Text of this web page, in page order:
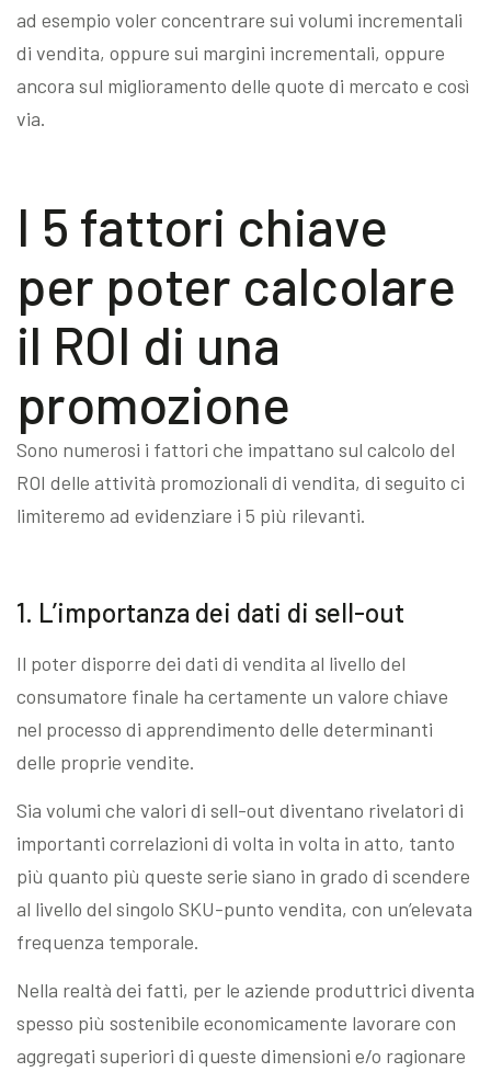
ad esempio voler concentrare sui volumi incrementali
di vendita, oppure sui margini incrementali, oppure
ancora sul miglioramento delle quote di mercato e così
via.
I 5 fattori chiave
per poter calcolare
il ROI di una
promozione
Sono numerosi i fattori che impattano sul calcolo del
ROI delle attività promozionali di vendita, di seguito ci
limiteremo ad evidenziare i 5 più rilevanti.
1. L’importanza dei dati di sell-out
Il poter disporre dei dati di vendita al livello del
consumatore finale ha certamente un valore chiave
nel processo di apprendimento delle determinanti
delle proprie vendite.
Sia volumi che valori di sell-out diventano rivelatori di
importanti correlazioni di volta in volta in atto, tanto
più quanto più queste serie siano in grado di scendere
al livello del singolo SKU-punto vendita, con un’elevata
frequenza temporale.
Nella realtà dei fatti, per le aziende produttrici diventa
spesso più sostenibile economicamente lavorare con
aggregati superiori di queste dimensioni e/o ragionare